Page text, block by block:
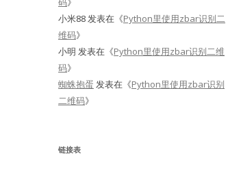
小米88发表在《Python里使用zbar识别二
维码》
小明 发表在《Python里使用zbar识别二维
码》
蜘蛛抱蛋 发表在《Python里使用zbar识别
二维码》
链接表